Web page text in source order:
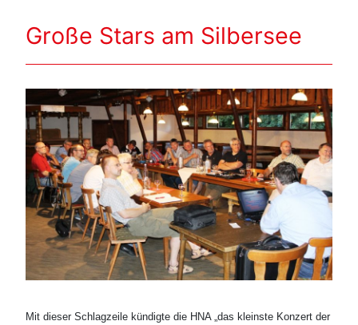
Große Stars am Silbersee
Mit dieser Schlagzeile kündigte die HNA „das kleinste Konzert der